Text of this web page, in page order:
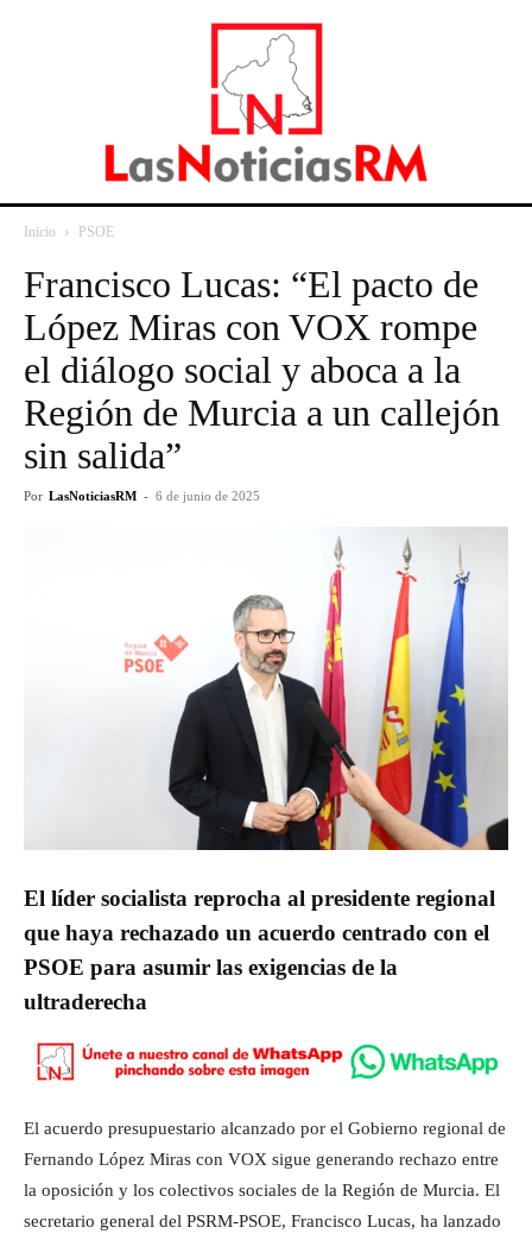
Inicio PSOE
Francisco Lucas: “El pacto de
López Miras con VOX rompe
el diálogo social y aboca a la
Región de Murcia a un callejón
sin salida”
Por LasNoticiasRM - 6 de junio de 2025
El líder socialista reprocha al presidente regional
que haya rechazado un acuerdo centrado con el
PSOE para asumir las exigencias de la
ultraderecha
El acuerdo presupuestario alcanzado por el Gobierno regional de
Fernando López Miras con VOX sigue generando rechazo entre
la oposición y los colectivos sociales de la Región de Murcia. El
secretario general del PSRM-PSOE, Francisco Lucas, ha lanzado